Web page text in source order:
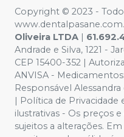
Copyright © 2023 -
Oliveira LTDA |
Andrade e Silva, 1221 -
CEP 15400-352 |
ANVISA -
Responsável Alessandra
| Política de
ilustrativas - Os preços
sujeitos a alterações.